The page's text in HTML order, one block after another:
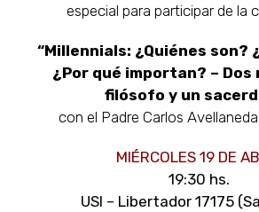
especial para participar de la
“Millennials: ¿Quiénes son?
¿Por qué importan? – Dos
filósofo y un
con el Padre Carlos
MIÉRCOLES 19 DE
19:30 hs.
USI – Libertador 17175